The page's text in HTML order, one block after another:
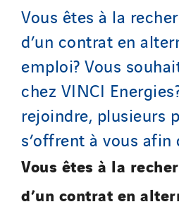
Vous êtes à la
d’un contrat en
emploi? Vous
chez VINCI
rejoindre, plusieurs
s’offrent à vous afin
Vous êtes à la
d’un contrat en
Tunzini Maintenance
TUNZINI Nucléaire
Tunzini Paris
Tunzini Toulouse
Tunzini Troyes
Twyver
Valentin
Valette